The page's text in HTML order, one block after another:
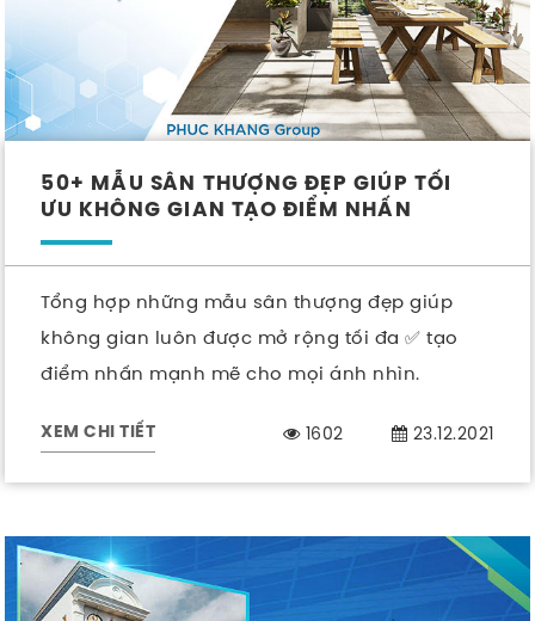
50+ MẪU SÂN THƯỢNG ĐẸP GIÚP TỐI
ƯU KHÔNG GIAN TẠO ĐIỂM NHẤN
Tổng hợp những mẫu sân thượng đẹp giúp
không gian luôn được mở rộng tối đa ✅ tạo
điểm nhấn mạnh mẽ cho mọi ánh nhìn.
XEM CHI TIẾT 1602 23.12.2021